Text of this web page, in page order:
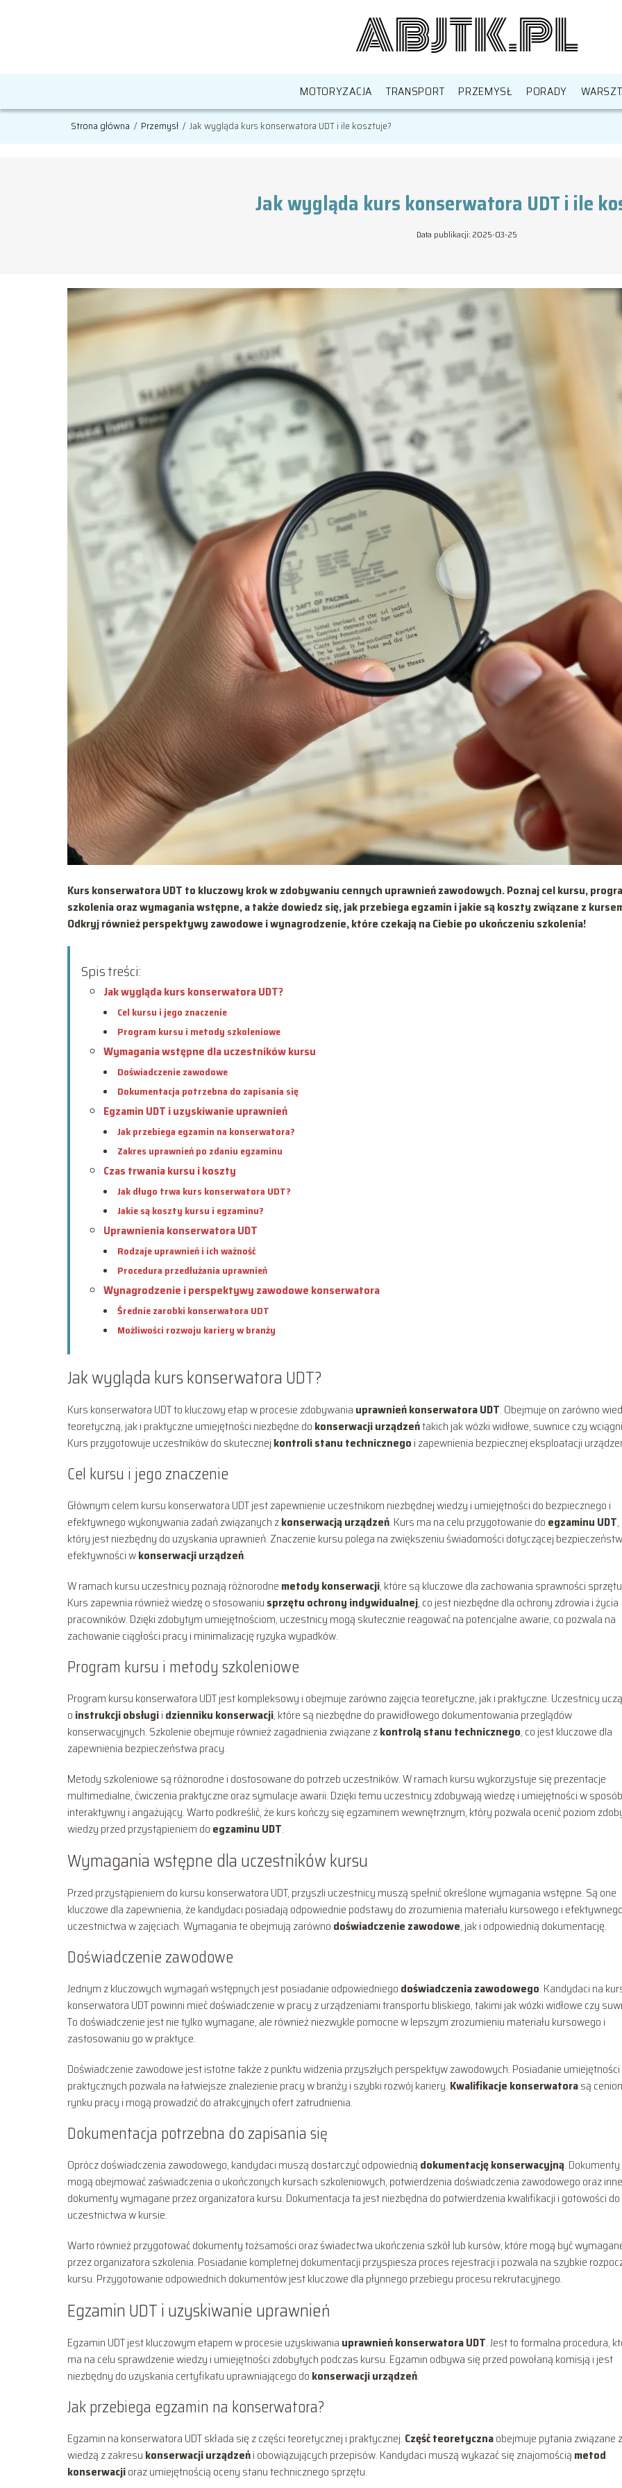
MOTORYZACJA TRANSPORT PRZEMYSŁ PORADY
Strona główna / Przemysł / Jak wygląda kurs konserwatora UDT i ile kosztuje?
Jak wygląda kurs konserwatora UDT i ile
Data publikacji: 2025-03-25
Kurs konserwatora UDT to kluczowy krok w zdobywaniu cennych uprawnień zawodowych. Poznaj cel kursu,
szkolenia oraz wymagania wstępne, a także dowiedz się, jak przebiega egzamin i jakie są koszty związane z
Odkryj również perspektywy zawodowe i wynagrodzenie, które czekają na Ciebie po ukończeniu szkolenia!
Spis treści:
Jak wygląda kurs konserwatora UDT?
Cel kursu i jego znaczenie
Program kursu i metody szkoleniowe
Wymagania wstępne dla uczestników kursu
Doświadczenie zawodowe
Dokumentacja potrzebna do zapisania się
Egzamin UDT i uzyskiwanie uprawnień
Jak przebiega egzamin na konserwatora?
Zakres uprawnień po zdaniu egzaminu
Czas trwania kursu i koszty
Jak długo trwa kurs konserwatora UDT?
Jakie są koszty kursu i egzaminu?
Uprawnienia konserwatora UDT
Rodzaje uprawnień i ich ważność
Procedura przedłużania uprawnień
Wynagrodzenie i perspektywy zawodowe konserwatora
Średnie zarobki konserwatora UDT
Możliwości rozwoju kariery w branży
Jak wygląda kurs konserwatora UDT?
Kurs konserwatora UDT to kluczowy etap w procesie zdobywania uprawnień konserwatora UDT. Obejmuje on zarówno
teoretyczną, jak i praktyczne umiejętności niezbędne do konserwacji urządzeńtakich jak wózki widłowe, suwnice czy
Kurs przygotowuje uczestników do skutecznej kontroli stanu technicznego i zapewnienia bezpiecznej eksploatacji
Cel kursu i jego znaczenie
Głównym celem kursu konserwatora UDT jest zapewnienie uczestnikom niezbędnej wiedzy i umiejętności do bezpiecznego i
efektywnego wykonywania zadań związanych zkonserwacją urządzeń. Kurs ma na celu przygotowanie do egzaminu UDT,
który jest niezbędny do uzyskania uprawnień. Znaczenie kursu polega na zwiększeniu świadomości dotyczącej
efektywności wkonserwacji urządzeń.
W ramach kursu uczestnicy poznają różnorodne metody konserwacji, które są kluczowe dla zachowania sprawności
Kurs zapewnia również wiedzę o stosowaniu sprzętu ochrony indywidualnej, co jest niezbędne dla ochrony zdrowia i życia
pracowników. Dzięki zdobytym umiejętnościom, uczestnicy mogą skutecznie reagować na potencjalne awarie, co pozwala na
zachowanie ciągłości pracy i minimalizację ryzyka wypadków.
Program kursu i metody szkoleniowe
Program kursu konserwatora UDT jest kompleksowy i obejmuje zarówno zajęcia teoretyczne, jak i praktyczne. Uczestnicy
o instrukcji obsługii dzienniku konserwacji, które są niezbędne do prawidłowego dokumentowania przeglądów
konserwacyjnych. Szkolenie obejmuje również zagadnienia związane zkontrolą stanu technicznego, co jest kluczowe dla
zapewnienia bezpieczeństwa pracy.
Metody szkoleniowe są różnorodne i dostosowane do potrzeb uczestników. W ramach kursu wykorzystuje się prezentacje
multimedialne, ćwiczenia praktyczne oraz symulacje awarii. Dzięki temu uczestnicy zdobywają wiedzę i umiejętności w sposób
interaktywny i angażujący. Warto podkreślić, że kurs kończy się egzaminem wewnętrznym, który pozwala ocenić poziom
wiedzy przed przystąpieniem do egzaminu UDT.
Wymagania wstępne dla uczestników kursu
Przed przystąpieniem do kursu konserwatora UDT, przyszli uczestnicy muszą spełnić określone wymagania wstępne. Są one
kluczowe dla zapewnienia, że kandydaci posiadają odpowiednie podstawy do zrozumienia materiału kursowego i efektywnego
uczestnictwa w zajęciach. Wymagania te obejmują zarówno doświadczenie zawodowe, jak i odpowiednią dokumentację.
Doświadczenie zawodowe
Jednym z kluczowych wymagań wstępnych jest posiadanie odpowiedniego doświadczenia zawodowego. Kandydaci na
konserwatora UDT powinni mieć doświadczenie w pracy z urządzeniami transportu bliskiego, takimi jak wózki widłowe czy
To doświadczenie jest nie tylko wymagane, ale również niezwykle pomocne w lepszym zrozumieniu materiału kursowego i
zastosowaniu go w praktyce.
Doświadczenie zawodowe jest istotne także z punktu widzenia przyszłych perspektyw zawodowych. Posiadanie umiejętności
praktycznych pozwala na łatwiejsze znalezienie pracy w branży i szybki rozwój kariery. Kwalifikacje konserwatorasą
rynku pracy i mogą prowadzić do atrakcyjnych ofert zatrudnienia.
Dokumentacja potrzebna do zapisania się
Oprócz doświadczenia zawodowego, kandydaci muszą dostarczyć odpowiednią dokumentację konserwacyjną.
mogą obejmować zaświadczenia o ukończonych kursach szkoleniowych, potwierdzenia doświadczenia zawodowego oraz inne
dokumenty wymagane przez organizatora kursu. Dokumentacja ta jest niezbędna do potwierdzenia kwalifikacji i gotowości do
uczestnictwa w kursie.
Warto również przygotować dokumenty tożsamości oraz świadectwa ukończenia szkół lub kursów, które mogą być
przez organizatora szkolenia. Posiadanie kompletnej dokumentacji przyspiesza proces rejestracji i pozwala na szybkie
kursu. Przygotowanie odpowiednich dokumentów jest kluczowe dla płynnego przebiegu procesu rekrutacyjnego.
Egzamin UDT i uzyskiwanie uprawnień
Egzamin UDT jest kluczowym etapem w procesie uzyskiwania uprawnień konserwatora UDT. Jest to formalna procedura,
ma na celu sprawdzenie wiedzy i umiejętności zdobytych podczas kursu. Egzamin odbywa się przed powołaną komisją i jest
niezbędny do uzyskania certyfikatu uprawniającego do konserwacji urządzeń.
Jak przebiega egzamin na konserwatora?
Egzamin na konserwatora UDT składa się z części teoretycznej i praktycznej. Część teoretycznaobejmuje pytania związane z
wiedzą z zakresu konserwacji urządzeńi obowiązujących przepisów. Kandydaci muszą wykazać się znajomością metod
konserwacjioraz umiejętnością oceny stanu technicznego sprzętu.